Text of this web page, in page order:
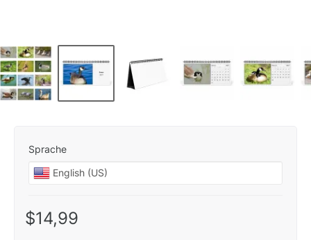
Sprache
$14,99